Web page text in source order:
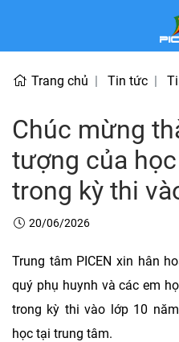
Trang chủ Tin tức
Chúc mừng
tượng của
trong kỳ thi
20/06/2026
Trung tâm PICEN xin hân
quý phụ huynh và các em
trong kỳ thi vào lớp 10
học tại trung tâm.